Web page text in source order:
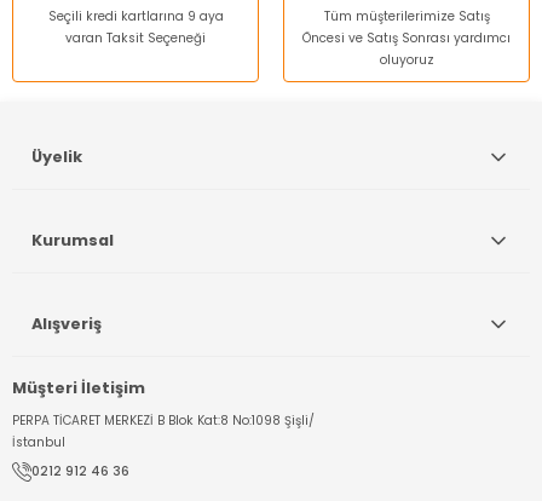
Seçili kredi kartlarına 9 aya
varan Taksit Seçeneği
Tüm müşterilerimize Satış
Öncesi ve Satış Sonrası yardımcı
oluyoruz
Müşteri İletişim
PERPA TİCARET MERKEZİ B Blok Kat:8 No:1098 Şişli/
İstanbul
0212 912 46 36
Üyelik
Kurumsal
Alışveriş